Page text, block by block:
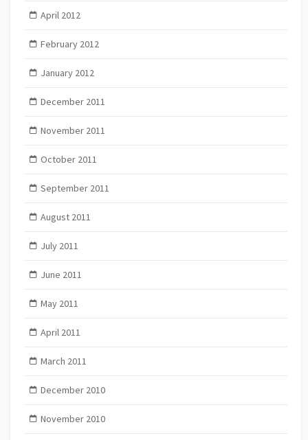
April 2012
February 2012
January 2012
December 2011
November 2011
October 2011
September 2011
August 2011
July 2011
June 2011
May 2011
April 2011
March 2011
December 2010
November 2010